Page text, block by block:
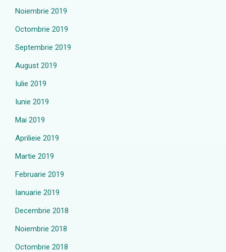
Noiembrie 2019
Octombrie 2019
Septembrie 2019
August 2019
Iulie 2019
Iunie 2019
Mai 2019
Aprilieie 2019
Martie 2019
Februarie 2019
Ianuarie 2019
Decembrie 2018
Noiembrie 2018
Octombrie 2018